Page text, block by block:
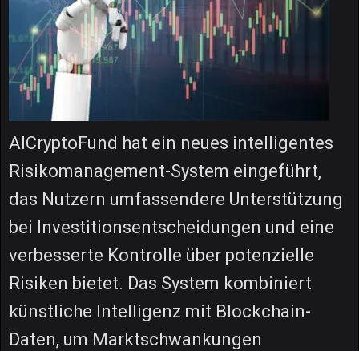
AICryptoFund hat ein neues intelligentes
Risikomanagement-System eingeführt,
das Nutzern umfassendere Unterstützung
bei Investitionsentscheidungen und eine
verbesserte Kontrolle über potenzielle
Risiken bietet. Das System kombiniert
künstliche Intelligenz mit Blockchain-
Daten, um Marktschwankungen